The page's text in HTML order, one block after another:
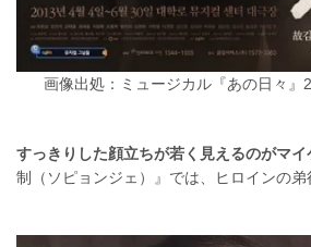
画像出処：ミュージカル『あの日々』
すっきりした顔立ちが若く見えるのがマイ
制（ソピョンジェ）』では、ヒロインの弟